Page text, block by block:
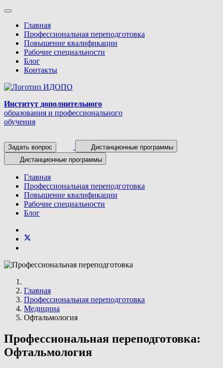
Главная
Профессиональная переподготовка
Повышение квалификации
Рабочие специальности
Блог
Контакты
Институт дополнительного
образования и профессионального
обучения
Задать вопрос
Дистанционные программы
Дистанционные программы
Главная
Профессиональная переподготовка
Повышение квалификации
Рабочие специальности
Блог
Главная
Профессиональная переподготовка
Медицина
Офтальмология
Профессиональная переподготовка:
Офтальмология